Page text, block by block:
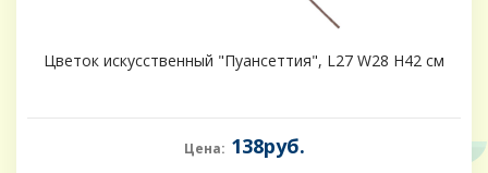
Цветок искусственный "Пуансеттия", L27 W28 H42 см
Цена: 138руб.